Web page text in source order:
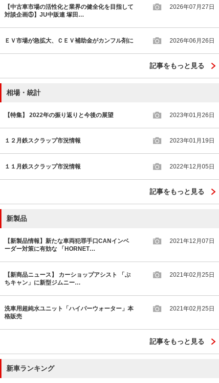
【中古車市場の活性化と業界の健全化を目指して
対談企画⑤】JU中販連 塚田…
2026年07月27日
ＥＶ市場が急拡大、ＣＥＶ補助金がカンフル剤に 2026年06月26日
記事をもっと見る
相場・統計
【特集】 2022年の振り返りと今後の展望 2023年01月26日
１２月鉄スクラップ市況情報 2023年01月19日
１１月鉄スクラップ市況情報 2022年12月05日
記事をもっと見る
新製品
【新製品情報】新たな車両犯罪手口CANインベ
ーダー対策に有効な 「HORNET…
2021年12月07日
【新商品ニュース】 カーショップアシスト 「ぷ
ちキャン」に新型ジムニー…
2021年02月25日
洗車用超純水ユニット「ハイパーウォーター」本
格販売
2021年02月25日
記事をもっと見る
新車ランキング